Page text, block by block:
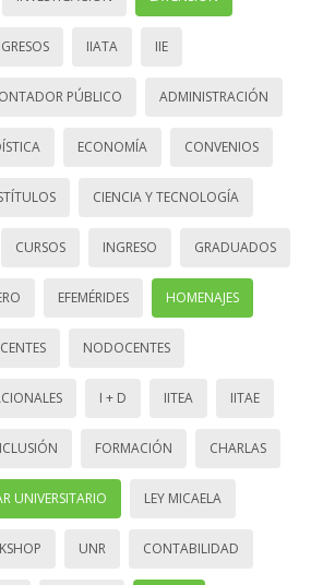
IIATA IIE
PÚBLICO ADMINISTRACIÓN
ECONOMÍA CONVENIOS
CIENCIA Y TECNOLOGÍA
CURSOS INGRESO GRADUADOS
EFEMÉRIDES HOMENAJES
NODOCENTES
I + D IITEA IITAE
FORMACIÓN CHARLAS
UNIVERSITARIO LEY MICAELA
UNR CONTABILIDAD